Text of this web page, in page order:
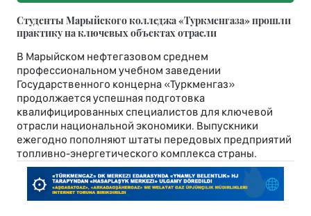
Студенты Марыйского колледжа «Туркменгаза» прошли
практику на ключевых объектах отрасли
В Марыйском нефтегазовом среднем
профессиональном учебном заведении
Государственного концерна «Туркменгаз»
продолжается успешная подготовка
квалифицированных специалистов для ключевой
отрасли национальной экономики. Выпускники
ежегодно пополняют штаты передовых предприятий
топливно-энергетического комплекса страны.